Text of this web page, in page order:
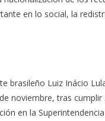
en lo social, la
brasileño Luiz Inácio
noviembre, tras cumplir
en la